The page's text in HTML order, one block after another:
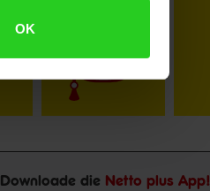
OK
Downloade die Netto plus App!